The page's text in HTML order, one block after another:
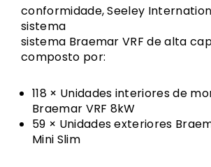
conformidade, Seeley
sistema
sistema Braemar VRF de alta
composto por:
118 × Unidades interiores de
Braemar VRF 8kW
59 × Unidades exteriores
Mini Slim